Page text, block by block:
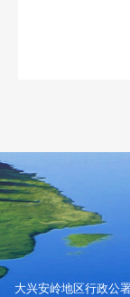
大兴安岭地区行政公